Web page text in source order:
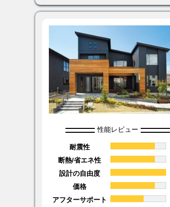
性能レビュー
耐震性
断熱/省エネ性
設計の自由度
価格
アフターサポート